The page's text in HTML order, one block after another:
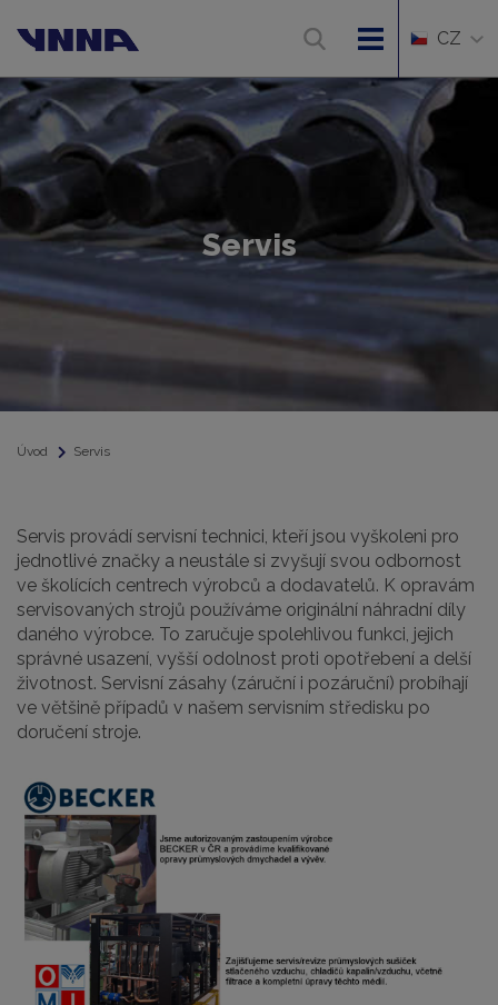
CZ
Servis
Úvod Servis
Servis provádí servisní technici, kteří jsou vyškoleni pro
jednotlivé značky a neustále si zvyšují svou odbornost
ve školících centrech výrobců a dodavatelů. K opravám
servisovaných strojů používáme originální náhradní díly
daného výrobce. To zaručuje spolehlivou funkci, jejich
správné usazení, vyšší odolnost proti opotřebení a delší
životnost. Servisní zásahy (záruční i pozáruční) probíhají
ve většině případů v našem servisním středisku po
doručení stroje.